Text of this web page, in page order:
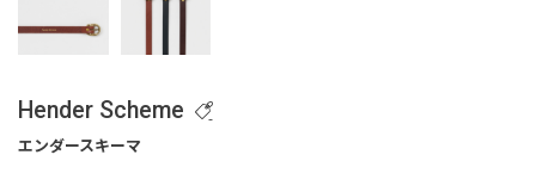
Hender Scheme